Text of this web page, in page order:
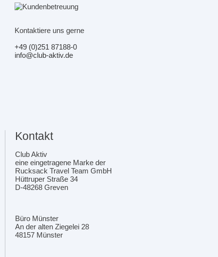
Kontaktiere uns gerne
+49 (0)251 87188-0
info@club-aktiv.de
Kontakt
Club Aktiv
eine eingetragene Marke der
Rucksack Travel Team GmbH
Hüttruper Straße 34
D-48268 Greven
Büro Münster
An der alten Ziegelei 28
48157 Münster